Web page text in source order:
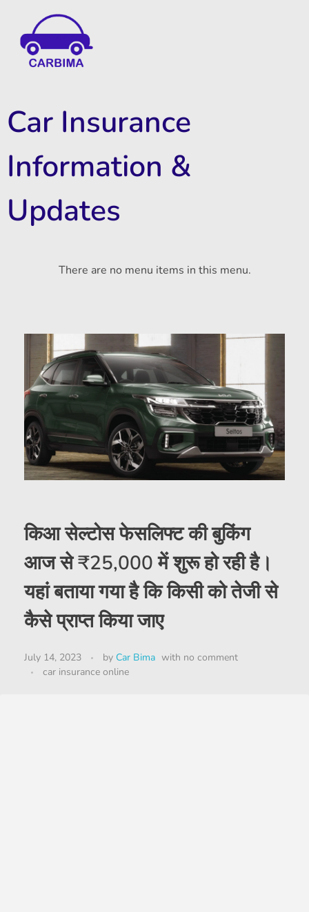
Car Insurance
Information &
Updates
There are no menu items in this menu.
किआ सेल्टोस फेसलिफ्ट की बुकिंग
आज से ₹25,000 में शुरू हो रही है।
यहां बताया गया है कि किसी को तेजी से
कैसे प्राप्त किया जाए
July 14, 2023 by Car Bima with no comment
car insurance online